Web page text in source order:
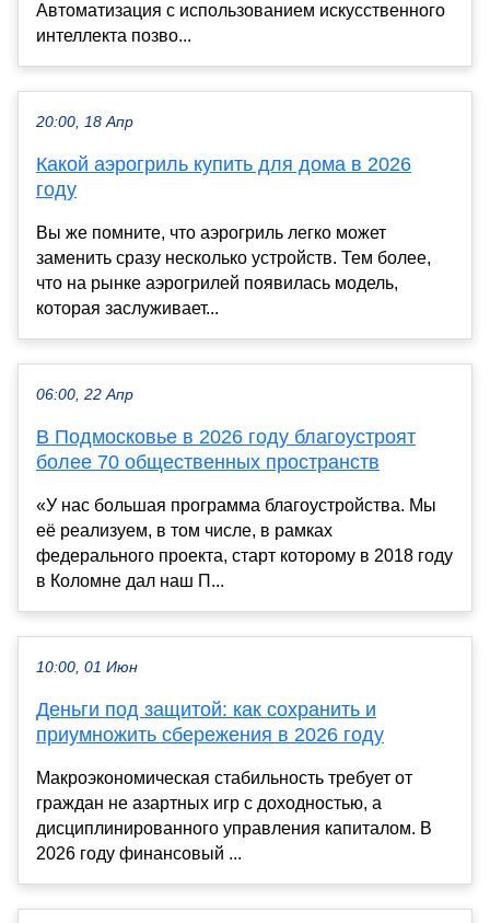
Автоматизация с использованием искусственного
интеллекта позво...
20:00, 18 Апр
Какой аэрогриль купить для дома в 2026
году
Вы же помните, что аэрогриль легко может
заменить сразу несколько устройств. Тем более,
что на рынке аэрогрилей появилась модель,
которая заслуживает...
06:00, 22 Апр
В Подмосковье в 2026 году благоустроят
более 70 общественных пространств
«У нас большая программа благоустройства. Мы
её реализуем, в том числе, в рамках
федерального проекта, старт которому в 2018 году
в Коломне дал наш П...
10:00, 01 Июн
Деньги под защитой: как сохранить и
приумножить сбережения в 2026 году
Макроэкономическая стабильность требует от
граждан не азартных игр с доходностью, а
дисциплинированного управления капиталом. В
2026 году финансовый ...